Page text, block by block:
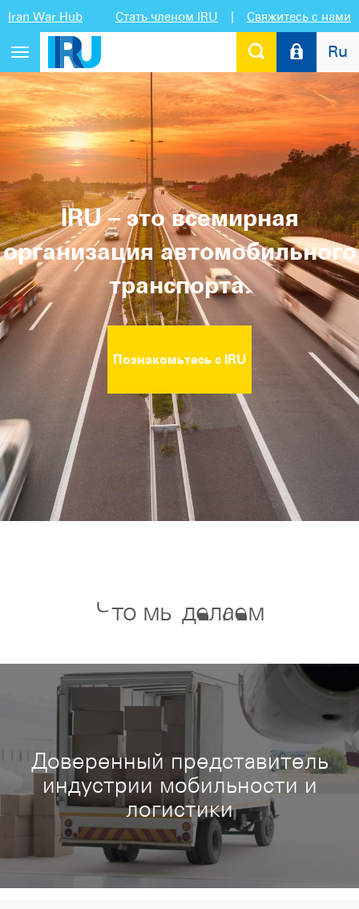
Iran War Hub Стать членом IRU | Свяжитесь с нами
Переключить
навигацию
Ru
IRU – это всемирная
организация автомобильного
транспорта.
Познакомьтесь с IRU
Что мы делаем
Доверенный представитель
индустрии мобильности и
логистики